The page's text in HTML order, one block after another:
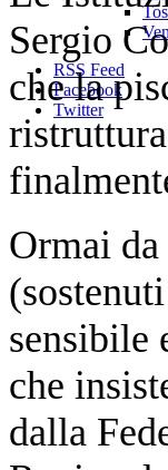
RSS Feed
Facebook
Twitter
Sergio
che la
Ormai
sensibile
che
dalla